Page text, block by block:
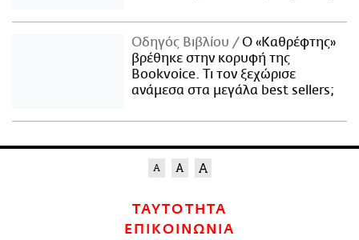
Οδηγός Βιβλίου
Ο «Καθρέφτης»
βρέθηκε στην κορυφή της
Bookvoice. Τι τον ξεχώρισε
ανάμεσα στα μεγάλα best sellers;
ΤΑΥΤΟΤΗΤΑ
ΕΠΙΚΟΙΝΩΝΙΑ